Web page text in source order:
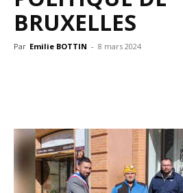
BRUXELLES
Par Emilie BOTTIN - 8 mars 2024